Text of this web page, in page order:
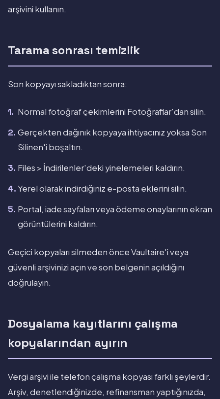
arşivini kullanın.
Tarama sonrası temizlik
Son kopyayı sakladıktan sonra:
Normal fotoğraf çekimlerini Fotoğraflar'dan silin.
Gerçekten dağınık kopyaya ihtiyacınız yoksa Son
Silinen'i boşaltın.
Files > İndirilenler'deki yinelemeleri kaldırın.
Yerel olarak indirdiğiniz e-posta eklerini silin.
Portal, iade sayfaları veya ödeme onaylarının ekran
görüntülerini kaldırın.
Geçici kopyaları silmeden önce Vaultaire'i veya
güvenli arşivinizi açın ve son belgenin açıldığını
doğrulayın.
Dosyalama kayıtlarını çalışma
kopyalarından ayırın
Vergi arşivi ile telefon çalışma kopyası farklı şeylerdir.
Arşiv, denetlendiğinizde, refinansman yaptığınızda,